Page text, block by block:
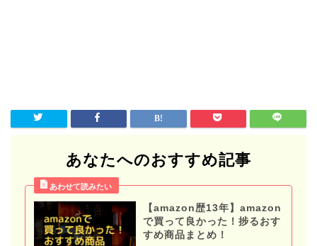
あなたへのおすすめ記事
【amazon歴13年】amazon
で買って良かった！捗るおす
すめ商品まとめ！